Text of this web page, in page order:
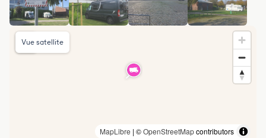
MapLibre | ©OpenStreetMapcontributors
Vue satellite